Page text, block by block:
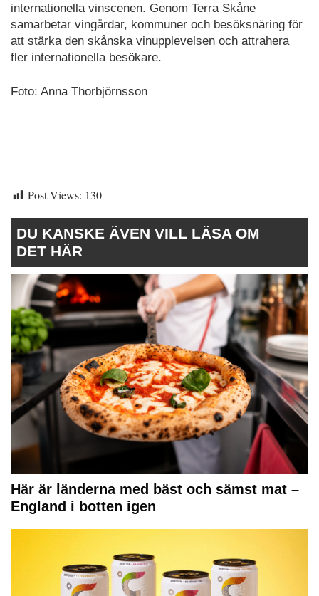
internationella vinscenen. Genom Terra Skåne
samarbetar vingårdar, kommuner och besöksnäring för
att stärka den skånska vinupplevelsen och attrahera
fler internationella besökare.
Foto: Anna Thorbjörnsson
Post Views: 130
DU KANSKE ÄVEN VILL LÄSA OM
DET HÄR
Här är länderna med bäst och sämst mat –
England i botten igen